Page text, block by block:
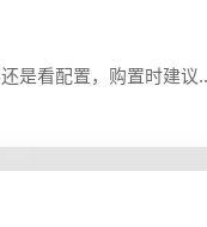
激光切割机市场竞争激烈，配置不同，价格也会有差异，而且激光切割机的各个厂家的优劣